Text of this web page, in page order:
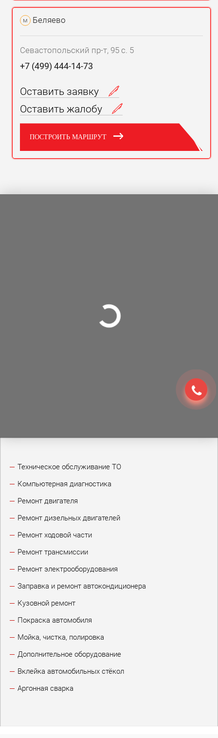
м Беляево
Севастопольский пр-т, 95 с. 5
+7 (499) 444-14-73
Оставить заявку
Оставить жалобу
ПОСТРОИТЬ МАРШРУТ
Техническое обслуживание ТО
Компьютерная диагностика
Ремонт двигателя
Ремонт дизельных двигателей
Ремонт ходовой части
Ремонт трансмиссии
Ремонт электрооборудования
Заправка и ремонт автокондиционера
Кузовной ремонт
Покраска автомобиля
Мойка, чистка, полировка
Дополнительное оборудование
Вклейка автомобильных стёкол
Аргонная сварка